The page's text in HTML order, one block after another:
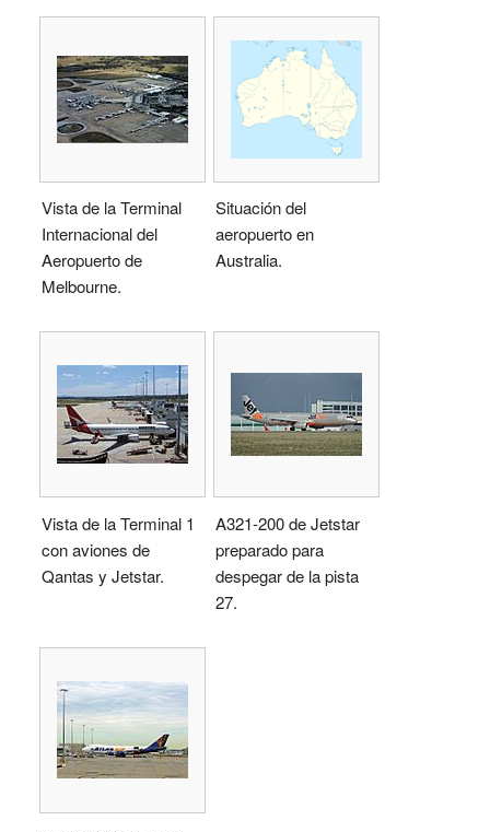
Vista de la Terminal
Internacional del
Aeropuerto de
Melbourne.
Situación del
aeropuerto en
Australia.
Vista de la Terminal 1
con aviones de
Qantas y Jetstar.
A321-200 de Jetstar
preparado para
despegar de la pista
27.